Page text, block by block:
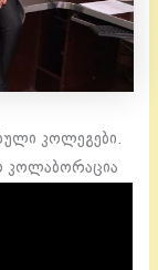
კოლეგები.
კოლაბორაცია